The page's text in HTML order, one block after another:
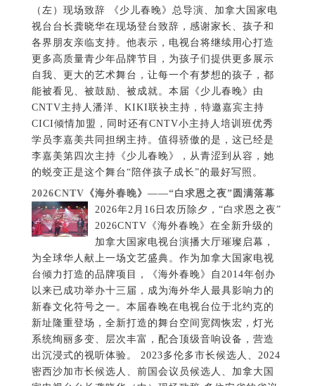
（左）现场致辞 《少儿春晚》总导演、加拿大国家电
视台台长龚晓华在现场登台致辞，感谢家长、孩子和
各界朋友亲临支持。他表示，电视台将继续用心打造
更多高质量青少年品牌节目，为孩子们提供更多展示
自我、更大的艺术舞台，让每一个有梦想的孩子，都
能被看见、被鼓励、被成就。本届《少儿春晚》由
CNTV主持人潘洋、KIKI联袂主持，特邀嘉宾主持
CICI倾情加盟，同时还有CNTV小主持人培训班优秀
学员李嘉美共同担纲主持。值得骄傲的是，这已经是
李嘉美第四次主持《少儿春晚》，从青涩到从容，她
的蜕变正是这个舞台“陪伴孩子成长”的最好写照。
2026CNTV《海外春晚》——“白求恩之夜”圆满落幕
2026年2月16日农历除夕，“白求恩之夜”
2026CNTV《海外春晚》在全新升级的
加拿大国家电视台演播大厅璀璨启幕，
为全球华人献上一场文艺盛典。作为加拿大国家电视
台倾力打造的品牌项目，《海外春晚》自2014年创办
以来已成功举办十三届，成为海外华人最具影响力的
新春文化符号之一。本届春晚在电视台位于北约克的
新址隆重登场，全新打造的舞台空间宽阔恢宏，灯光
系统绚丽多变、层次丰富，配合顶级音响设备，营造
出沉浸式的视听体验。 2023多伦多市长候选人、2024
密西沙加市长候选人、前国会议员候选人、加拿大国